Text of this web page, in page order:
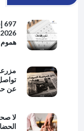
هموم
عن
لا
الحضانة إلى